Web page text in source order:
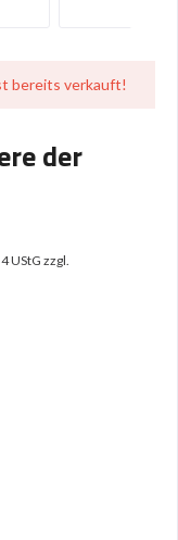
bereits verkauft!
der
UStG zzgl.